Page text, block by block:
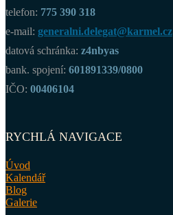
telefon: 775 390 318
e-mail: generalni.delegat@karmel.cz
datová schránka: z4nbyas
bank. spojení: 601891339/0800
IČO: 00406104
RYCHLÁ NAVIGACE
Úvod
Kalendář
Blog
Galerie